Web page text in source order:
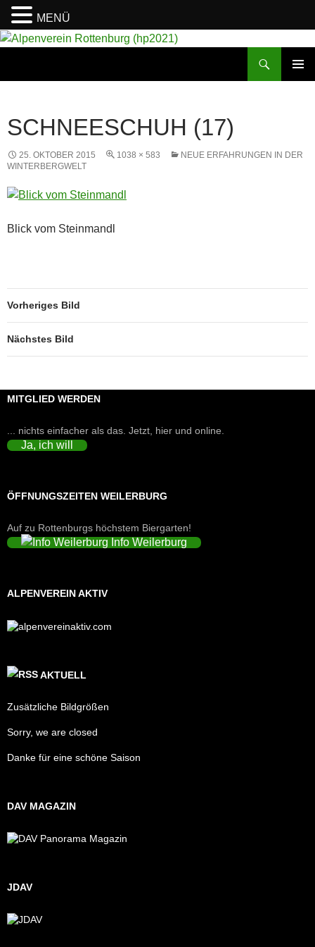
SCHNEESCHUH (17)
25. OKTOBER 2015 1038 × 583
NEUE ERFAHRUNGEN IN DER
WINTERBERGWELT
Blick vom Steinmandl
Vorheriges Bild
Nächstes Bild
MITGLIED WERDEN
... nichts einfacher als das. Jetzt, hier und online.
Ja, ich will
ÖFFNUNGSZEITEN WEILERBURG
Auf zu Rottenburgs höchstem Biergarten!
Info Weilerburg
ALPENVEREIN AKTIV
AKTUELL
Zusätzliche Bildgrößen
Sorry, we are closed
Danke für eine schöne Saison
DAV MAGAZIN
JDAV
MENÜ